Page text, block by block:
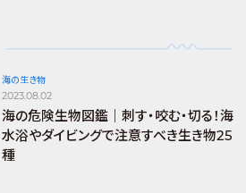
海の生き物
2023.08.02
海の危険生物図鑑｜刺す・咬む・切る！海
水浴やダイビングで注意すべき生き物25
種